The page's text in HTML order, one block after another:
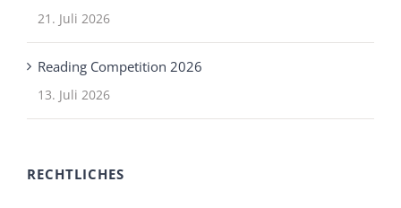
21. Juli 2026
Reading Competition 2026
13. Juli 2026
RECHTLICHES